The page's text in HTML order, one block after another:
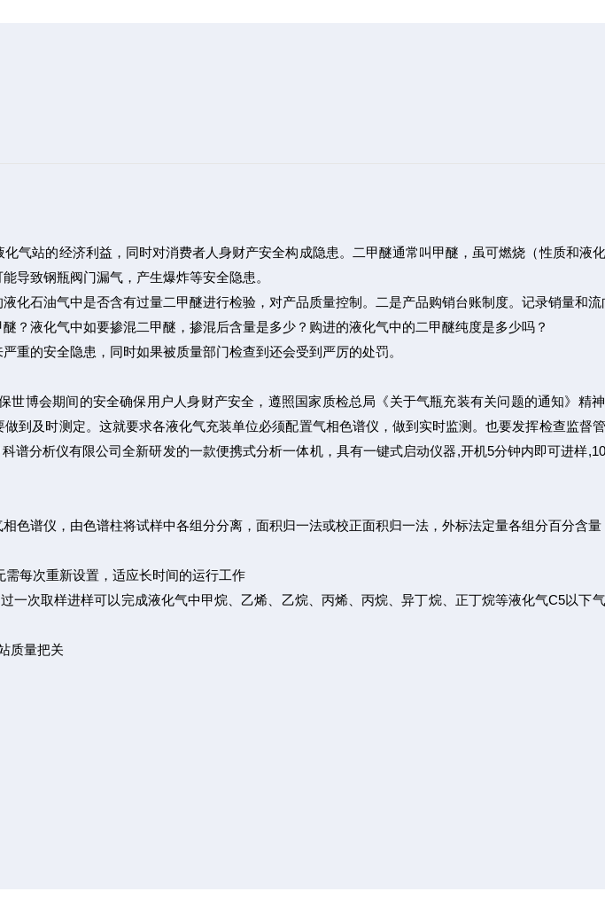
气站的经济利益，同时对消费者人身财产安全构成隐患。二甲醚通常叫甲醚，虽可燃烧（性质和液
导致钢瓶阀门漏气，产生爆炸等安全隐患。
化石油气中是否含有过量二甲醚进行检验，对产品质量控制。二是产品购销台账制度。记录销量和流
液化气中如要掺混二甲醚，掺混后含量是多少？购进的液化气中的二甲醚纯度是多少吗？
重的安全隐患，同时如果被质量部门检查到还会受到严厉的处罚。
博会期间的安全确保用户人身财产安全，遵照国家质检总局《关于气瓶充装有关问题的通知》精
到及时测定。这就要求各液化气充装单位必须配置气相色谱仪，做到实时监测。也要发挥检查监督
分析仪有限公司全新研发的一款便携式分析一体机，具有一键式启动仪器,开机5分钟内即可进样
色谱仪，由色谱柱将试样中各组分分离，面积归一法或校正面积归一法，外标法定量各组分百分含量
每次重新设置，适应长时间的运行工作
次取样进样可以完成液化气中甲烷、乙烯、乙烷、丙烯、丙烷、异丁烷、正丁烷等液化气C5以下
质量把关